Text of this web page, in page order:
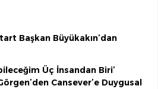
Başkan Büyükakın’dan
Üç İnsandan Biri’
Cansever’e Duygusal